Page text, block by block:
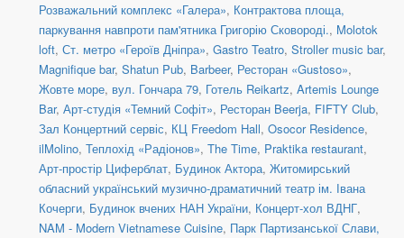
Розважальний комплекс «Галера», Контрактова площа,
паркування навпроти пам'ятника Григорію Сковороді., Molotok
loft, Ст. метро «Героїв Дніпра», Gastro Teatro, Stroller music bar,
Magnifique bar, Shatun Pub, Barbeer, Ресторан «Gustoso»,
Жовте море, вул. Гончара 79, Готель Reikartz, Artemis Lounge
Bar, Арт-студія «Темний Софіт», Ресторан Beerja, FIFTY Club,
Зал Концертний сервіс, КЦ Freedom Hall, Osocor Residence,
ilMolino, Теплохід «Радіонов», The Time, Praktika restaurant,
Арт-простір Циферблат, Будинок Актора, Житомирський
обласний український музично-драматичний театр ім. Івана
Кочерги, Будинок вчених НАН України, Концерт-хол ВДНГ,
NAM - Modern Vietnamese Cuisine, Парк Партизанської Слави,